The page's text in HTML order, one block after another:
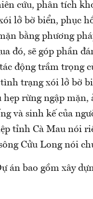
cứu, phân tích
lở bờ biển, phục
bằng phương
đó, sẽ góp phần
động trầm trọng
trạng xói lở bờ
hẹp rừng ngập mặn,
và sinh kế của
tỉnh Cà Mau nói
Cửu Long nói
án bao gồm xây